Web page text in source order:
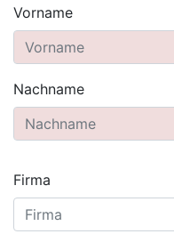
Vorname
Nachname
Firma